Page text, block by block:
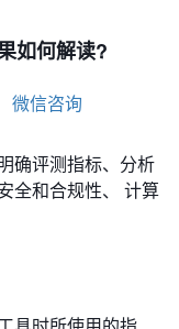
如何解读?
微信咨询
确评测指标、分析
全和合规性、 计算